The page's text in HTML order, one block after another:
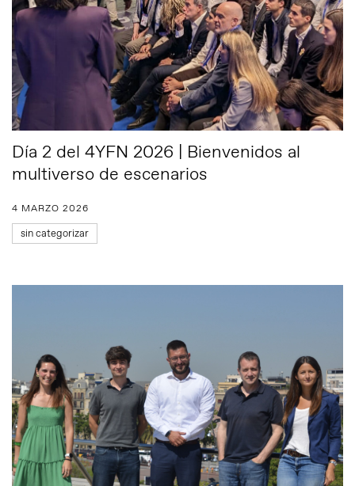
Día 2 del 4YFN 2026 | Bienvenidos al
multiverso de escenarios
4 MARZO 2026
sin categorizar